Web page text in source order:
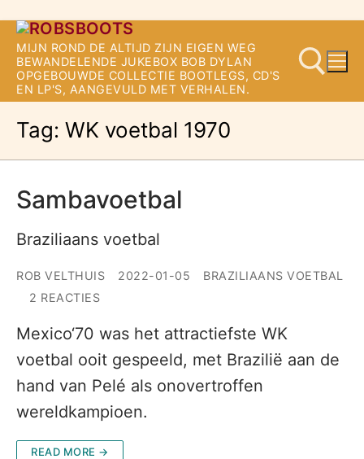
Ga
naar
de
MIJN ROND DE ALTIJD ZIJN EIGEN WEG
BEWANDELENDE JUKEBOX BOB DYLAN
OPGEBOUWDE COLLECTIE BOOTLEGS, CD'S
EN LP'S, AANGEVULD MET VERHALEN.
Zoeken naar:
Tag: WK voetbal 1970
Sambavoetbal
Braziliaans voetbal
ROB VELTHUIS 2022-01-05
BRAZILIAANS VOETBAL
2 REACTIES
Mexico‘70 was het attractiefste WK
voetbal ooit gespeeld, met Brazilië aan de
hand van Pelé als onovertroffen
wereldkampioen.
READ MORE →